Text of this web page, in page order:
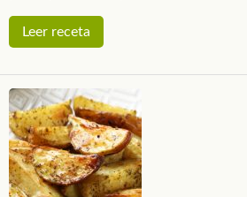
Leer receta